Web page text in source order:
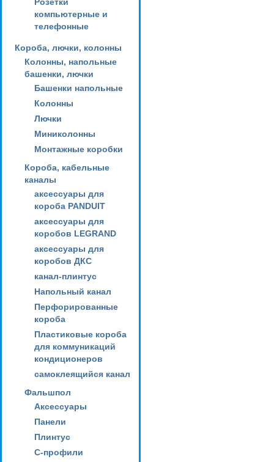
компьютерные и
телефонные
Короба, лючки, колонны
Колонны, напольные
башенки, лючки
Башенки напольные
Колонны
Лючки
Миниколонны
Монтажные коробки
Короба, кабельные
каналы
аксессуары для
короба PANDUIT
аксессуары для
коробов LEGRAND
аксессуары для
коробов ДКС
канал-плинтус
Напольный канал
Перфорированные
короба
Пластиковые короба
для коммуникаций
кондиционеров
самоклеящийся канал
Фальшпол
Аксессуары
Панели
Плинтус
С-профили